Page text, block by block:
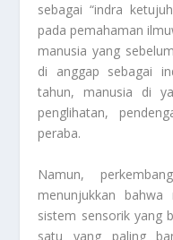
sebagai “indra
pada pemahaman
manusia yang
di anggap sebagai
tahun, manusia di
penglihatan,
peraba.
Namun,
menunjukkan
sistem sensorik yang
satu yang paling